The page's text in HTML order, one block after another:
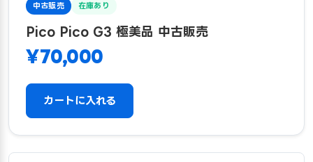
中古販売 在庫あり
Pico Pico G3 極美品 中古販売
¥70,000
カートに入れる